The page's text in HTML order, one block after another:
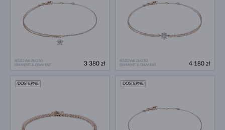
RÓŻOWE ZŁOTO
DIAMENT & DIAMENT
3 380 zł
RÓŻOWE ZŁOTO
DIAMENT & DIAMENT
4 180 zł
DOSTĘPNE DOSTĘPNE